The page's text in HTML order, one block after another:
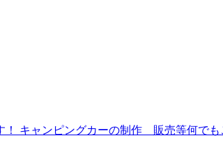
キャンピングカーの制作 販売等何でも